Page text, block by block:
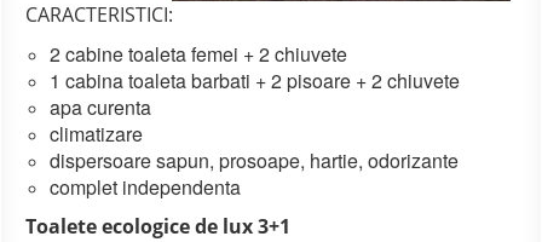
CARACTERISTICI:
2 cabine toaleta femei + 2 chiuvete
1 cabina toaleta barbati + 2 pisoare + 2 chiuvete
apa curenta
climatizare
dispersoare sapun, prosoape, hartie, odorizante
complet independenta
Toalete ecologice de lux 3+1